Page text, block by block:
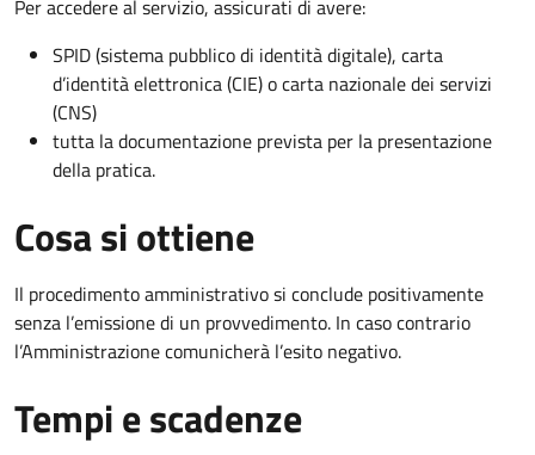
Per accedere al servizio, assicurati di avere:
SPID (sistema pubblico di identità digitale), carta
d’identità elettronica (CIE) o carta nazionale dei servizi
(CNS)
tutta la documentazione prevista per la presentazione
della pratica.
Cosa si ottiene
Il procedimento amministrativo si conclude positivamente
senza l’emissione di un provvedimento. In caso contrario
l’Amministrazione comunicherà l’esito negativo.
Tempi e scadenze